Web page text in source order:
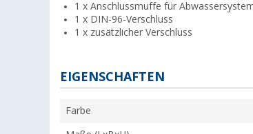
1 x Anschlussmuffe für
1 x DIN-96-Verschluss
1 x zusätzlicher Verschluss
EIGENSCHAFTEN
Farbe